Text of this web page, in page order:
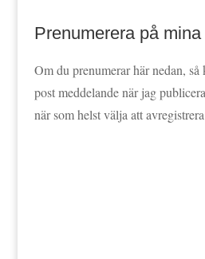
Prenumerera på
Om du prenumerar här nedan,
post meddelande när jag
när som helst välja att